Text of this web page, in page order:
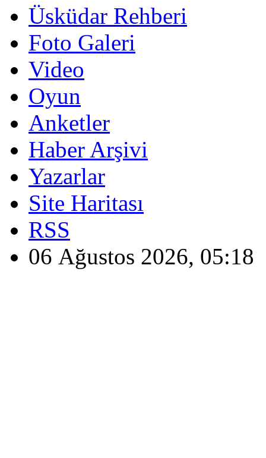
Üsküdar Rehberi
Foto Galeri
Video
Oyun
Anketler
Haber Arşivi
Yazarlar
Site Haritası
RSS
06 Ağustos 2026, 05:18